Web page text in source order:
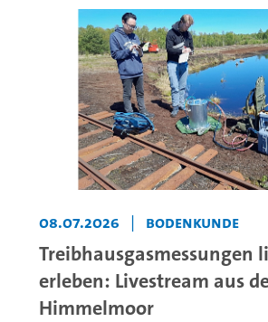
08.07.2026 | Bodenkunde
Treibhausgasmessungen
erleben: Livestream aus
Himmelmoor